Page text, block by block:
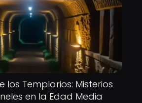
los Templarios: Misterios
en la Edad Media